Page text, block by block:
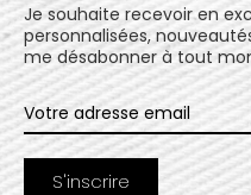
Je souhaite recevoir en
personnalisées,
me désabonner à tout